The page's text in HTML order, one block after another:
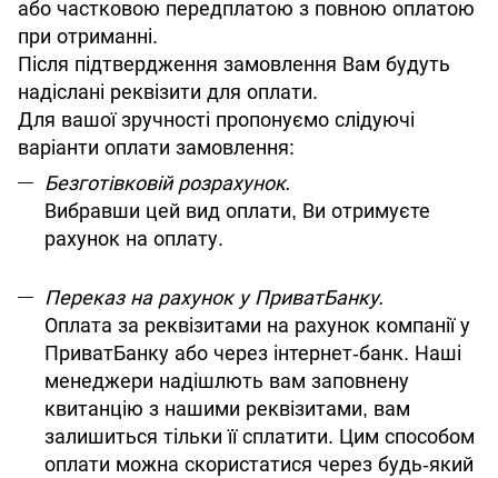
або частковою передплатою з повною оплатою
при отриманні.
Після підтвердження замовлення Вам будуть
надіслані реквізити для оплати.
Для вашої зручності пропонуємо слідуючі
варіанти оплати замовлення:
Безготівковій розрахунок.
Вибравши цей вид оплати, Ви отримуєте
рахунок на оплату.
Переказ на рахунок у ПриватБанку.
Оплата за реквізитами на рахунок компанії у
ПриватБанку або через інтернет-банк. Наші
менеджери надішлють вам заповнену
квитанцію з нашими реквізитами, вам
залишиться тільки її сплатити. Цим способом
оплати можна скористатися через будь-який